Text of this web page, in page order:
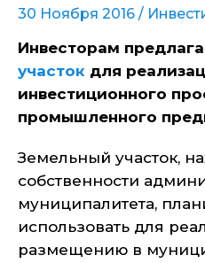
30 Ноября 2016 /
Инвесторам
участок для
инвестиционного
промышленного
Земельный участок,
собственности
муниципалитета,
использовать для
размещению в